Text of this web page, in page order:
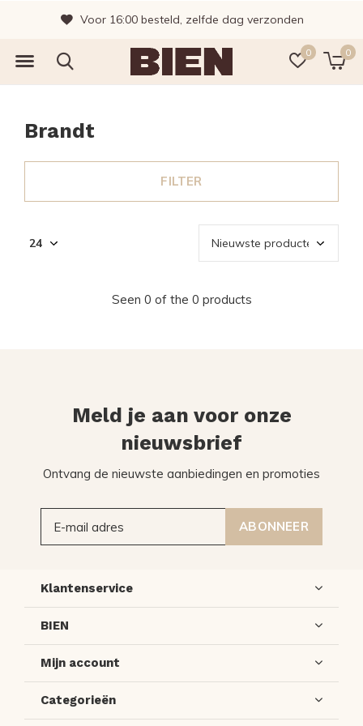
0 0
Voor 16:00 besteld, zelfde dag verzonden
Brandt
FILTER
Seen 0 of the 0 products
Meld je aan voor onze
nieuwsbrief
Ontvang de nieuwste aanbiedingen en promoties
ABONNEER
Klantenservice
BIEN
Mijn account
Categorieën